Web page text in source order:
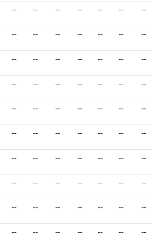
-- -- -- -- -- -- --
-- -- -- -- -- -- --
-- -- -- -- -- -- --
-- -- -- -- -- -- --
-- -- -- -- -- -- --
-- -- -- -- -- -- --
-- -- -- -- -- -- --
-- -- -- -- -- -- --
-- -- -- -- -- -- --
-- -- -- -- -- -- --